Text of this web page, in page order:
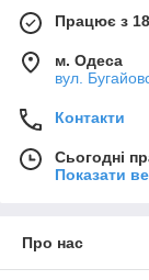
Працює з
м. Одеса
вул.
Контакти
Сьогодні
Показати
Про нас